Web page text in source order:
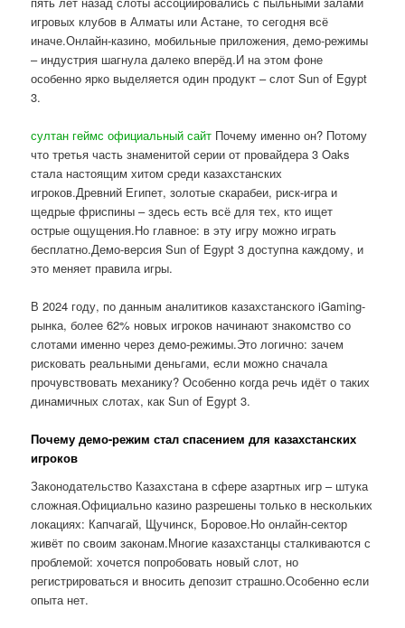
игровых клубов в Алматы или Астане, то сегодня всё
иначе.Онлайн-казино, мобильные приложения, демо-режимы
– индустрия шагнула далеко вперёд.И на этом фоне
особенно ярко выделяется один продукт – слот Sun of Egypt
3.
султан геймс официальный сайт Почему именно он? Потому
что третья часть знаменитой серии от провайдера 3 Oaks
стала настоящим хитом среди казахстанских
игроков.Древний Египет, золотые скарабеи, риск-игра и
щедрые фриспины – здесь есть всё для тех, кто ищет
острые ощущения.Но главное: в эту игру можно играть
бесплатно.Демо-версия Sun of Egypt 3 доступна каждому, и
это меняет правила игры.
В 2024 году, по данным аналитиков казахстанского iGaming-
рынка, более 62% новых игроков начинают знакомство со
слотами именно через демо-режимы.Это логично: зачем
рисковать реальными деньгами, если можно сначала
прочувствовать механику? Особенно когда речь идёт о таких
динамичных слотах, как Sun of Egypt 3.
Почему демо-режим стал спасением для казахстанских
игроков
Законодательство Казахстана в сфере азартных игр – штука
сложная.Официально казино разрешены только в нескольких
локациях: Капчагай, Щучинск, Боровое.Но онлайн-сектор
живёт по своим законам.Многие казахстанцы сталкиваются с
проблемой: хочется попробовать новый слот, но
регистрироваться и вносить депозит страшно.Особенно если
опыта нет.